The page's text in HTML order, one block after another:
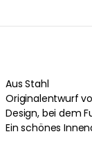
Aus Stahl
Originalentwurf
Design, bei dem
Ein schönes